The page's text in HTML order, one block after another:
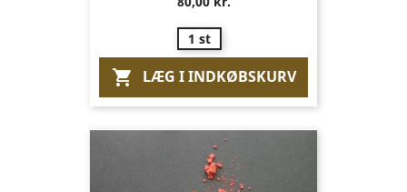
1 st
 LÆG I INDKØBSKURV